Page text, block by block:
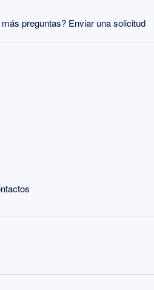
más preguntas? Enviar una solicitud